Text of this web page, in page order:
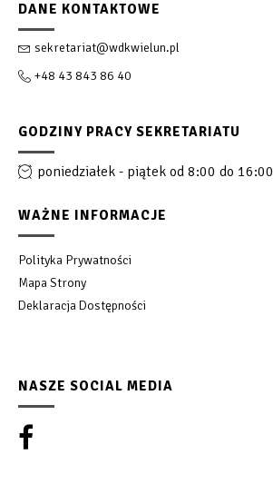
DANE KONTAKTOWE
sekretariat@wdkwielun.pl
+48 43 843 86 40
GODZINY PRACY SEKRETARIATU
poniedziałek - piątek od 8:00 do 16:00
WAŻNE INFORMACJE
Polityka Prywatności
Mapa Strony
Deklaracja Dostępności
NASZE SOCIAL MEDIA